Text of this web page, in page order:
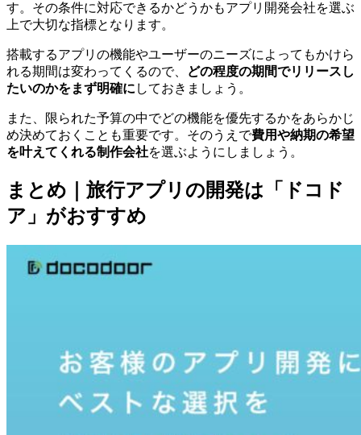
す。その条件に対応できるかどうかもアプリ開発会社を選ぶ
上で大切な指標となります。
搭載するアプリの機能やユーザーのニーズによってもかけら
れる期間は変わってくるので、
どの程度の期間でリリースし
たいのかをまず明確に しておきましょう。
また、限られた予算の中でどの機能を優先するかをあらかじ
め決めておくことも重要です。そのうえで費用や納期の希望
を叶えてくれる制作会社を選ぶようにしましょう。
まとめ｜旅行アプリの開発は「ドコド
ア」がおすすめ